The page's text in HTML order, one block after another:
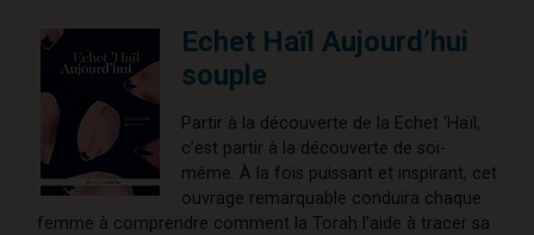
Echet Haïl Aujourd’hui
souple
Partir à la découverte de la Echet ‘Haïl,
c’est partir à la découverte de soi-
même. À la fois puissant et inspirant, cet
ouvrage remarquable conduira chaque
femme à comprendre comment la Torah l’aide à tracer sa